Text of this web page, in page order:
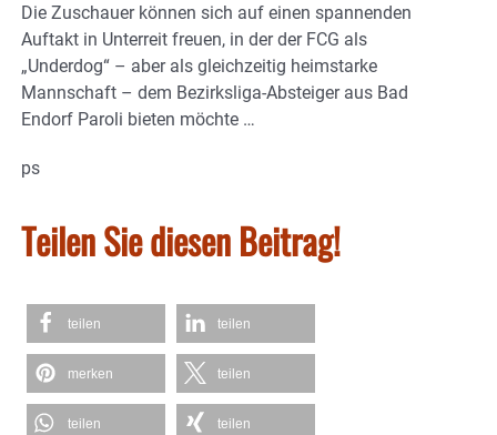
Die Zuschauer können sich auf einen spannenden
Auftakt in Unterreit freuen, in der der FCG als
„Underdog“ – aber als gleichzeitig heimstarke
Mannschaft – dem Bezirksliga-Absteiger aus Bad
Endorf Paroli bieten möchte …
ps
Teilen Sie diesen Beitrag!
teilen teilen
merken teilen
teilen teilen